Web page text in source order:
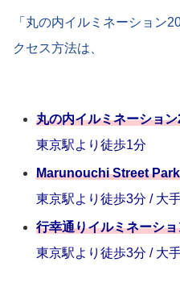
「丸の内イルミネーション
クセス方法は、
丸の内イルミネーショ
東京駅より徒歩1分
Marunouchi Street
東京駅より徒歩3分 / 大
行幸通りイルミネーシ
東京駅より徒歩3分 / 大